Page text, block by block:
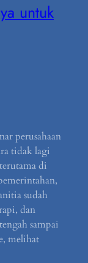
untuk
perusahaan
tidak lagi
di
sudah
dan
sampai
melihat